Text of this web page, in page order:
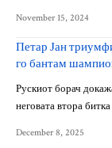
November 15, 2024
Петар Јан
го бантам
Рускиот борач
неговата втора
December 8, 2025